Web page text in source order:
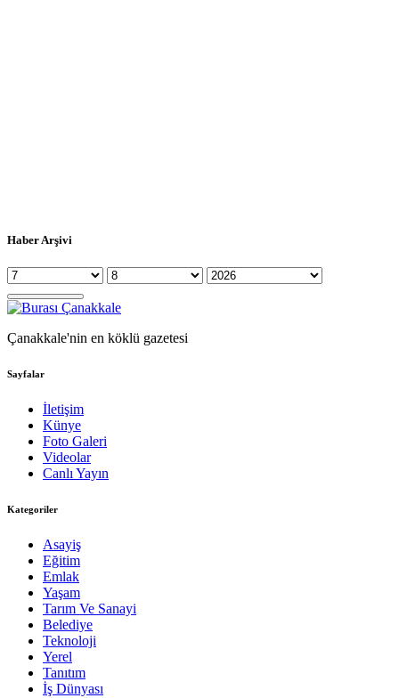
Haber Arşivi
Çanakkale'nin en köklü gazetesi
Sayfalar
İletişim
Künye
Foto Galeri
Videolar
Canlı Yayın
Kategoriler
Asayiş
Eğitim
Emlak
Yaşam
Tarım Ve Sanayi
Belediye
Teknoloji
Yerel
Tanıtım
İş Dünyası